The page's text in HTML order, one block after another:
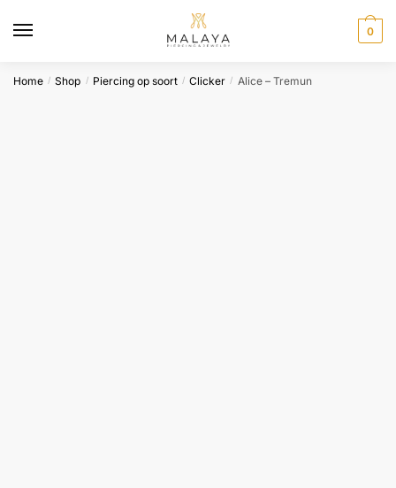
0
Home / Shop / Piercing op soort / Clicker / Alice – Tremun